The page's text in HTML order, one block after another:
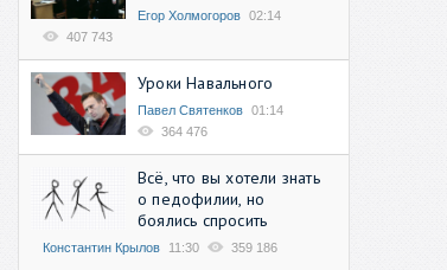
Егор Холмогоров 02:14
407 743
Уроки Навального
Павел Святенков 01:14
364 476
Всё, что вы хотели знать
о педофилии, но
боялись спросить
Константин Крылов 11:30 359 186